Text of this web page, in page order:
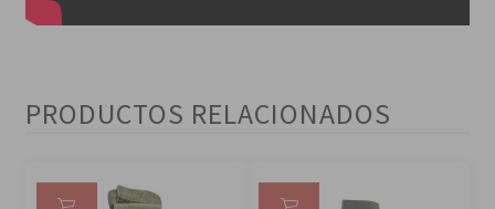
PRODUCTOS RELACIONADOS